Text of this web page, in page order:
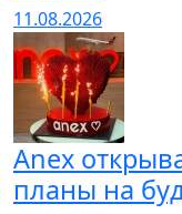
11.08.2026
Anex
планы на